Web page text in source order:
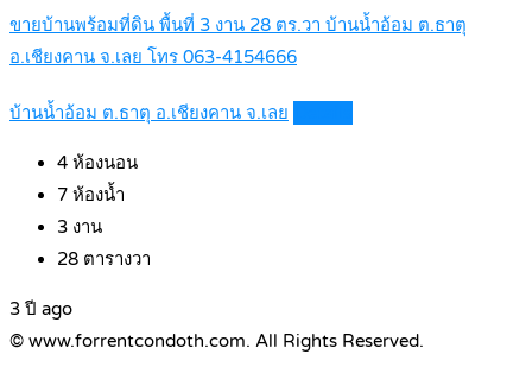
ขายบ้านพร้อมที่ดิน พื้นที่ 3 งาน 28 ตร.วา บ้านน้ำอ้อม ต.ธาตุ
อ.เชียงคาน จ.เลย โทร 063-4154666
บ้านน้ำอ้อม ต.ธาตุ อ.เชียงคาน จ.เลย
4 ห้องนอน
7 ห้องน้ำ
3 งาน
28 ตารางวา
3 ปี ago
© www.forrentcondoth.com. All Rights Reserved.